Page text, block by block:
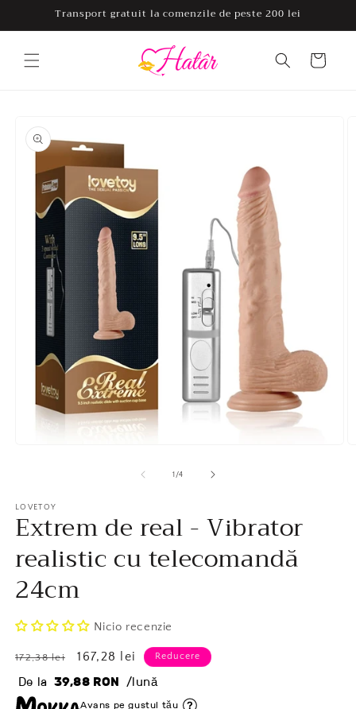
Salt laTransport gratuit la comenzile de peste 200 lei
Coș
despre
produs
media
1
1 /4
LOVETOY
Extrem de real - Vibrator
realistic cu telecomandă
24cm
Nicio recenzie
Preț
obișnuit
172,38 lei
Preț
redus
167,28 lei Reducere
De la 39,88 RON /lună
Avans pe gustul tău